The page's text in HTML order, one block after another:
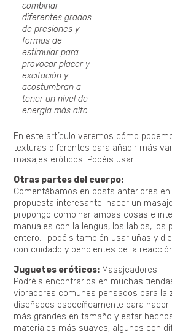
combinar
diferentes grados
de presiones y
formas de
estimular para
provocar placer y
excitación y
acostumbran a
tener un nivel de
energía más alto.
En este artículo veremos cómo
texturas diferentes para añadir más
masajes eróticos. Podéis usar….
Otras partes del cuerpo:
Comentábamos en posts anteriores
propuesta interesante: hacer un
propongo combinar ambas cosas e
manuales con la lengua, los labios, los
entero… podéis también usar uñas y
con cuidado y pendientes de la
Juguetes eróticos: Masajeadores
Podréis encontrarlos en muchas
vibradores comunes pensados para la
diseñados específicamente para
más grandes en tamaño y estar
materiales más suaves, algunos con